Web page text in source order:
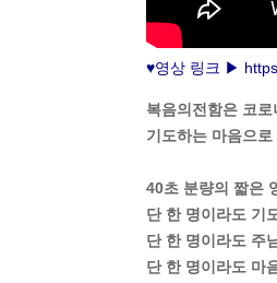
♥영상 링크 ▶
복음의전함은 코
기도하는 마음으
40초 분량의 짧은
단 한 명이라도 기
단 한 명이라도 주
단 한 명이라도 마